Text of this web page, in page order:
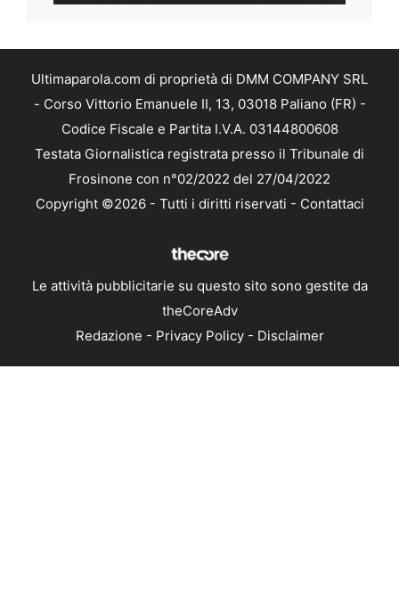
Ultimaparola.com di proprietà di DMM COMPANY SRL
- Corso Vittorio Emanuele II, 13, 03018 Paliano (FR) -
Codice Fiscale e Partita I.V.A. 03144800608
Testata Giornalistica registrata presso il Tribunale di
Frosinone con n°02/2022 del 27/04/2022
Copyright ©2026 - Tutti i diritti riservati - Contattaci
Le attività pubblicitarie su questo sito sono gestite da
theCoreAdv
Redazione - Privacy Policy- Disclaimer